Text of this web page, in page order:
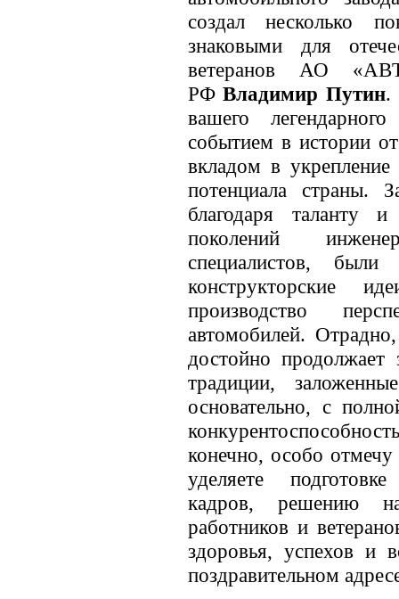
создал несколько
знаковыми для
ветеранов АО
РФВладимир Путин.
вашего
событием в истории
вкладом в
потенциала страны.
благодаря таланту и
поколений
специалистов,
конструкторские
производство
автомобилей.
достойно продолжает
традиции,
основательно, с
конечно, особо
уделяете
кадров, решению
работников и
здоровья, успехов и
поздравительном